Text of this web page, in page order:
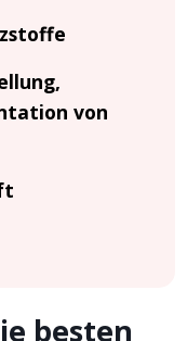
von
besten